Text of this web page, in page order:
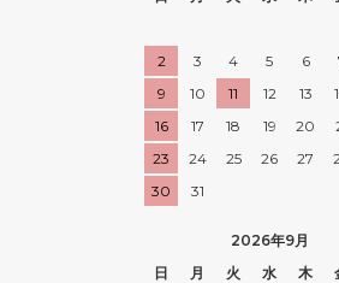
2
3 4 5 6
9
10 11 12 13
16
17 18 19 20
23
24 25 26 27
30
31
2026年9月
日
月 火 水 木